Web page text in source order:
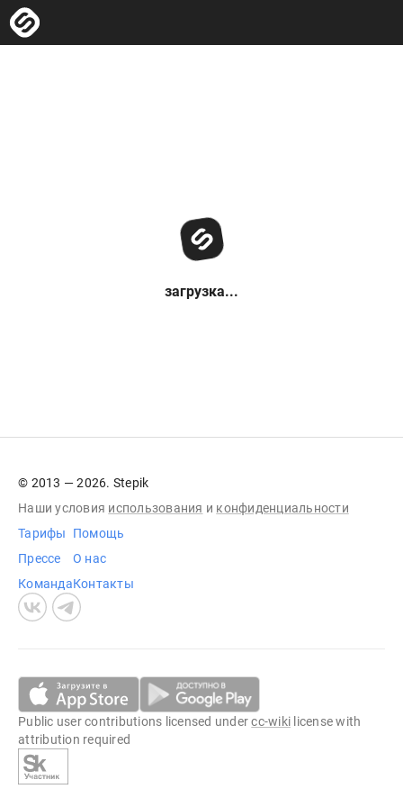
загрузка...
© 2013 — 2026. Stepik
Наши условия использования и конфиденциальности
Тарифы
Прессе
Команда
Помощь
О нас
Контакты
Public user contributions licensed undercc-wiki license with
attribution required